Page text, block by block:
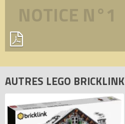
NOTICE N°1
AUTRES LEGO BRICKLINK